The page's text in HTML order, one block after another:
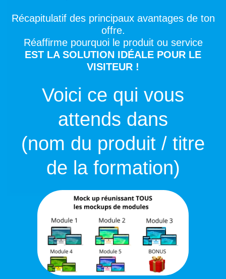
Récapitulatif des principaux avantages de ton
offre.
Réaffirme pourquoi le produit ou service
EST LA SOLUTION IDÉALE POUR LE
VISITEUR !
Voici ce qui vous
attends dans
(nom du produit / titre
de la formation)